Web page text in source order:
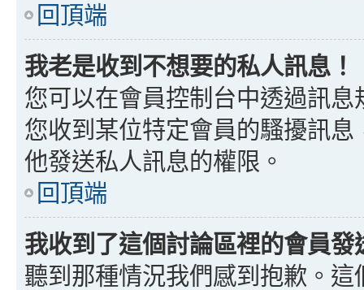
回頂端
我老是收到不想要的私人訊息！
您可以在會員控制台中透過訊
您收到某位特定會員的騷擾訊
他發送私人訊息的權限。
回頂端
我收到了這個討論區裡的會員
聽到那種情況我們感到抱歉。